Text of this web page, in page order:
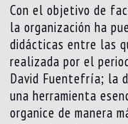
Con el objetivo de
la organización ha
didácticas entre las
realizada por el
David Fuentefría; la
una herramienta
organice de manera